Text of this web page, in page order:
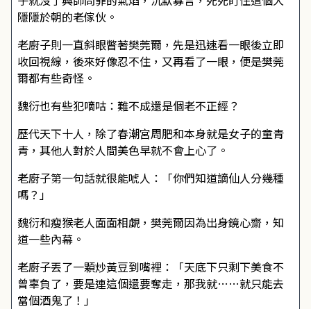
隱隱於朝的老傢伙。
老廚子則一直斜眼瞥著樊莞爾，先是迅速看一眼後立即
收回視線，後來好像忍不住，又再看了一眼，便是樊莞
爾都有些奇怪。
魏衍也有些犯嘀咕：難不成還是個老不正經？
歷代天下十人，除了春潮宮周肥和本身就是女子的童青
青，其他人對於人間美色早就不會上心了。
老廚子第一句話就很能唬人：「你們知道謫仙人分幾種
嗎？」
魏衍和瘦猴老人面面相覷，樊莞爾因為出身鏡心齋，知
道一些內幕。
老廚子丟了一顆炒黃豆到嘴裡：「天底下只剩下美食不
曾辜負了，要是連這個還要奪走，那我就……就只能去
當個酒鬼了！」